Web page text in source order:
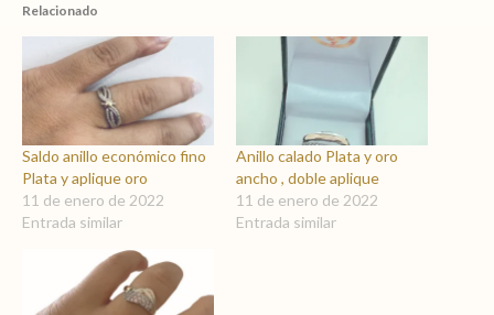
Relacionado
Saldo anillo económico fino
Plata y aplique oro
11 de enero de 2022
Entrada similar
Anillo calado Plata y oro
ancho , doble aplique
11 de enero de 2022
Entrada similar